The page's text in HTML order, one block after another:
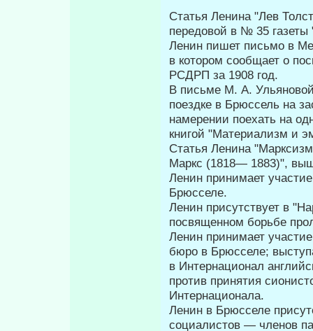
Статья Ленина "Лев
передовой в № 35 газе­ты
Ленин пишет письмо в
в котором сообщает о
РСДРП за 1908 год.
В письме М. А.
поездке в Брюссель на
намерении по­ехать на
книгой "Материализм и
Статья Ленина
Маркс (1818— 1883)",
Ленин принимает
Брюс­селе.
Ленин присутствует в
посвященном борьбе
Ленин принимает
бюро в Брюсселе;
в Интер­национал
против принятия
Интернационала.
Ленин в Брюсселе
социалистов — членов